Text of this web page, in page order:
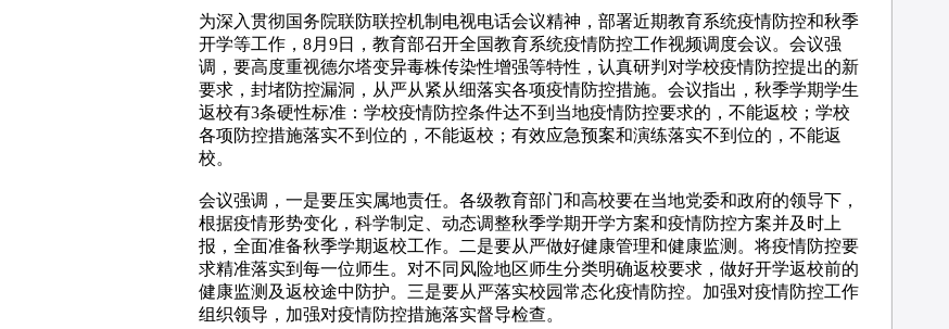
为深入贯彻国务院联防联控机制电视电话会议精神，部署近期教育系统疫情防控和秋季
开学等工作，8月9日，教育部召开全国教育系统疫情防控工作视频调度会议。会议强
调，要高度重视德尔塔变异毒株传染性增强等特性，认真研判对学校疫情防控提出的新
要求，封堵防控漏洞，从严从紧从细落实各项疫情防控措施。会议指出，秋季学期学生
返校有3条硬性标准：学校疫情防控条件达不到当地疫情防控要求的，不能返校；学校
各项防控措施落实不到位的，不能返校；有效应急预案和演练落实不到位的，不能返
校。
会议强调，一是要压实属地责任。各级教育部门和高校要在当地党委和政府的领导下，
根据疫情形势变化，科学制定、动态调整秋季学期开学方案和疫情防控方案并及时上
报，全面准备秋季学期返校工作。二是要从严做好健康管理和健康监测。将疫情防控要
求精准落实到每一位师生。对不同风险地区师生分类明确返校要求，做好开学返校前的
健康监测及返校途中防护。三是要从严落实校园常态化疫情防控。加强对疫情防控工作
组织领导，加强对疫情防控措施落实督导检查。